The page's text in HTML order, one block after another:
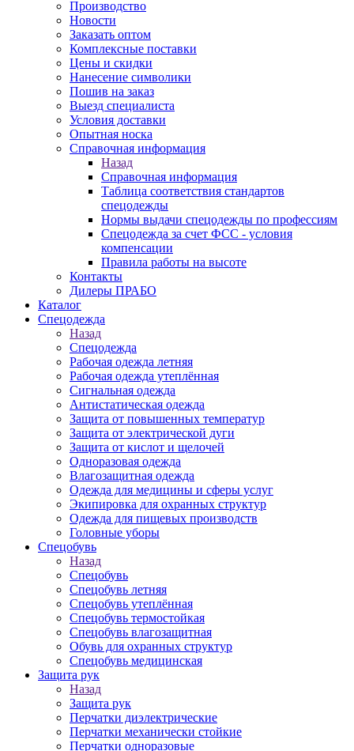
Производство
Новости
Заказать оптом
Комплексные поставки
Цены и скидки
Нанесение символики
Пошив на заказ
Выезд специалиста
Условия доставки
Опытная носка
Справочная информация
Назад
Справочная информация
Таблица соответствия стандартов
спецодежды
Нормы выдачи спецодежды по профессиям
Спецодежда за счет ФСС - условия
компенсации
Правила работы на высоте
Контакты
Дилеры ПРАБО
Каталог
Спецодежда
Назад
Спецодежда
Рабочая одежда летняя
Рабочая одежда утеплённая
Сигнальная одежда
Антистатическая одежда
Защита от повышенных температур
Защита от электрической дуги
Защита от кислот и щелочей
Одноразовая одежда
Влагозащитная одежда
Одежда для медицины и сферы услуг
Экипировка для охранных структур
Одежда для пищевых производств
Головные уборы
Спецобувь
Назад
Спецобувь
Спецобувь летняя
Спецобувь утеплённая
Спецобувь термостойкая
Спецобувь влагозащитная
Обувь для охранных структур
Спецобувь медицинская
Защита рук
Назад
Защита рук
Перчатки диэлектрические
Перчатки механически стойкие
Перчатки одноразовые